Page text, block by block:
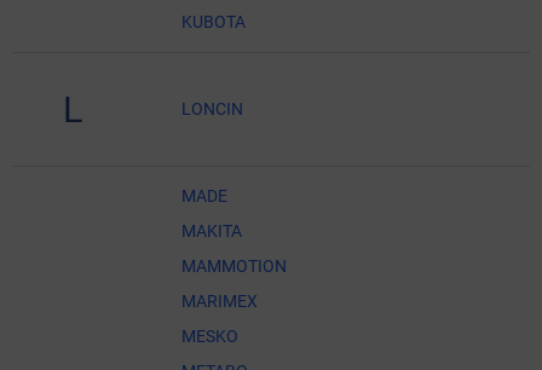
KUBOTA
L LONCIN
MADE
MAKITA
MAMMOTION
MARIMEX
MESKO